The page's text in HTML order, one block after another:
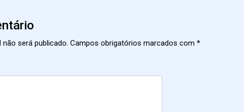
não será publicado. Campos obrigatórios marcados com *